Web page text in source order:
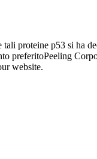
proteine p53 si ha
preferitoPeeling
website.